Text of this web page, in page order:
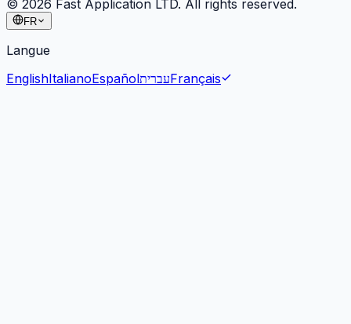
© 2026 Fast Application LTD. All rights reserved.
FR
Langue
EnglishItalianoEspañolעבריתFrançais